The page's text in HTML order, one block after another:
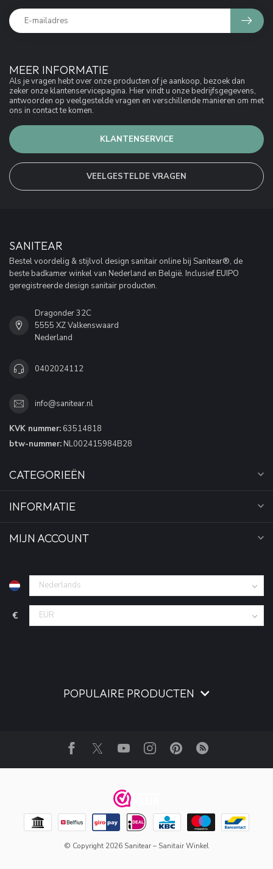
MEER INFORMATIE
Als je vragen hebt over onze producten of je aankoop, bezoek dan
zeker onze klantenservicepagina. Hier vindt u onze bedrijfsgegevens,
antwoorden op veelgestelde vragen en verschillende manieren om met
ons in contact te komen.
KLANTENSERVICE
VEELGESTELDE VRAGEN
SANITEAR
Bestel voordelig & stijlvol design sanitair online bij Sanitear®, de
beste badkamer winkel van Nederland en België. Inclusief EUIPO
geregistreerde design sanitair producten.
Dragonder 32C
5555 XZ Valkenswaard
Nederland
0402024112
info@sanitear.nl
KVK nummer: 63514818
btw-nummer: NL002415984B28
CATEGORIEËN
INFORMATIE
MIJN ACCOUNT
€
POPULAIRE PRODUCTEN
© Copyright 2026 Sanitear – Sanitair Winkel